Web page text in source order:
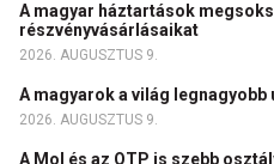
A magyar háztartások
részvényvásárlásaikat
2026. AUGUSZTUS 9.
A magyarok a világ
2026. AUGUSZTUS 9.
A Mol és az OTP is szebb